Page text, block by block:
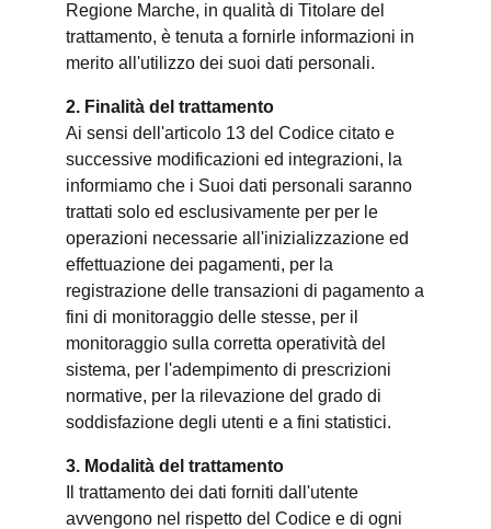
Regione Marche, in qualità di Titolare del
trattamento, è tenuta a fornirle informazioni in
merito all'utilizzo dei suoi dati personali.
2. Finalità del trattamento
Ai sensi dell'articolo 13 del Codice citato e
successive modificazioni ed integrazioni, la
informiamo che i Suoi dati personali saranno
trattati solo ed esclusivamente per per le
operazioni necessarie all'inizializzazione ed
effettuazione dei pagamenti, per la
registrazione delle transazioni di pagamento a
fini di monitoraggio delle stesse, per il
monitoraggio sulla corretta operatività del
sistema, per l'adempimento di prescrizioni
normative, per la rilevazione del grado di
soddisfazione degli utenti e a fini statistici.
3. Modalità del trattamento
Il trattamento dei dati forniti dall'utente
avvengono nel rispetto del Codice e di ogni